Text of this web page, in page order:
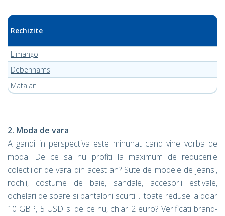
Rechizite
Limango
Debenhams
Matalan
2. Moda de vara
A gandi in perspectiva este minunat cand vine vorba de
moda. De ce sa nu profiti la maximum de reducerile
colectiilor de vara din acest an? Sute de modele de jeansi,
rochii, costume de baie, sandale, accesorii estivale,
ochelari de soare si pantaloni scurti ... toate reduse la doar
10 GBP, 5 USD si de ce nu, chiar 2 euro? Verificati brand-